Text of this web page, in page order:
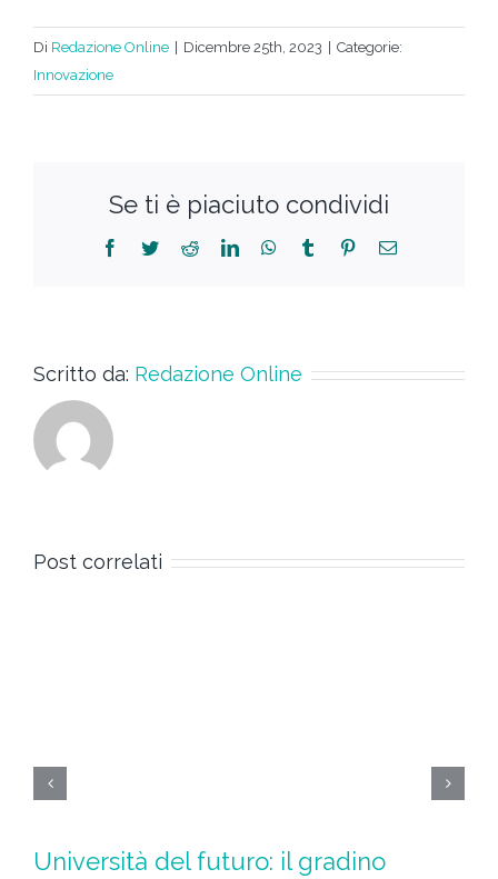
Di Redazione Online Dicembre 25th, 2023
Categorie:
Innovazione
Se ti è piaciuto condividi
Scritto da: Redazione Online
Post correlati
Università del futuro: il gradino